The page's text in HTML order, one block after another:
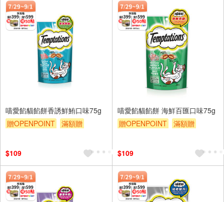
喵愛餡貓餡餅香誘鮮鮪口味75g
贈OPENPOINT
滿額贈
$109
喵愛餡貓餡餅 海鮮百匯口味75g
贈OPENPOINT
滿額贈
$109